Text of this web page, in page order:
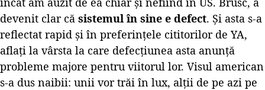
devenit clar că sistemul în sine e defect. Și asta s-a
reflectat rapid și în preferințele cititorilor de YA,
aflați la vârsta la care defecțiunea asta anunță
probleme majore pentru viitorul lor. Visul american
s-a dus naibii: unii vor trăi în lux, alții de pe azi pe